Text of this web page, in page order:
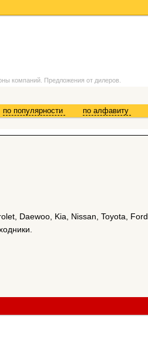
компаний. Предложения от дилеров.
по алфавиту
по популярности
Daewoo, Kia, Nissan, Toyota, Ford,